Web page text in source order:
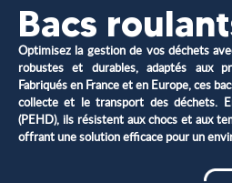
Bacs
Optimisez la gestion de vos déchets
robustes et durables, adaptés aux
Fabriqués en France et en Europe, ces
collecte et le transport des déchets.
(PEHD), ils résistent aux chocs et aux
offrant une solution efficace pour un